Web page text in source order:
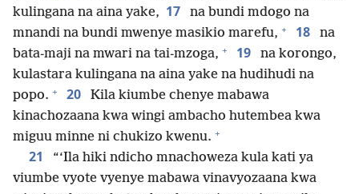
kulingana na aina yake, 17
na bundi mdogo na
mnandi na bundi mwenye masikio marefu, + 18
na
bata-maji na mwari na tai-mzoga, + 19
na korongo,
kulastara kulingana na aina yake na hudihudi na
popo. + 20
Kila kiumbe chenye mabawa
kinachozaana kwa wingi ambacho hutembea kwa
miguu minne ni chukizo kwenu. +
21
“‘Ila hiki ndicho mnachoweza kula kati ya
viumbe vyote vyenye mabawa vinavyozaana kwa